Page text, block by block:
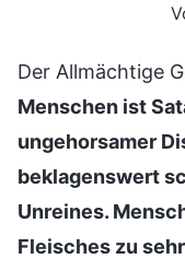
Der Allmächtige
Menschen ist
ungehorsamer
beklagenswert
Unreines.
Fleisches zu